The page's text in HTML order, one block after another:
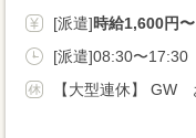
[派遣]時給1,600円〜
[派遣]08:30〜17:30